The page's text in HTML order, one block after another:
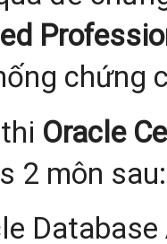
chứng
Oracle
2 môn sau: